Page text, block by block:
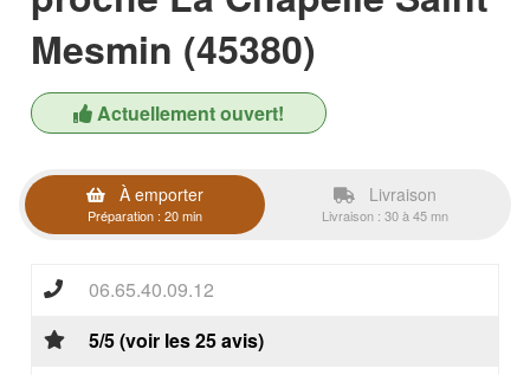
Mesmin (45380)
Actuellement ouvert!
À emporter
Préparation : 20 min
Livraison
Livraison : 30 à 45 mn
06.65.40.09.12
5/5 (voir les 25 avis)